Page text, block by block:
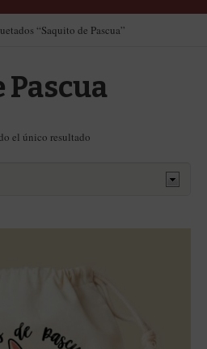
“Saquito de Pascua”
Pascua
el único resultado